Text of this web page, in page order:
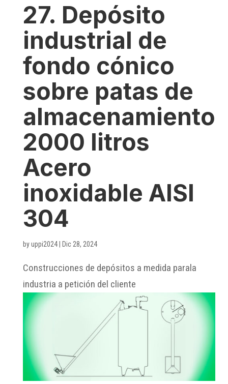
27. Depósito
industrial de
fondo cónico
sobre patas de
almacenamiento
2000 litros
Acero
inoxidable AISI
304
byuppi2024| Dic 28, 2024
Construcciones de depósitos a medida parala
industria a petición del cliente